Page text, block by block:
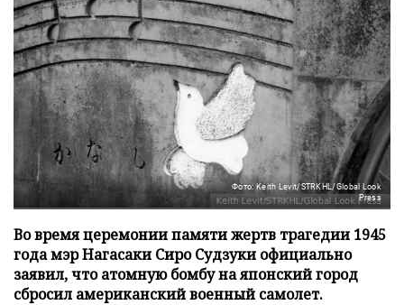
Фото: Keith Levit/STRKHL/Global Look
Press
Во время церемонии памяти жертв трагедии 1945
года мэр Нагасаки Сиро Судзуки официально
заявил, что атомную бомбу на японский город
сбросил американский военный самолет.